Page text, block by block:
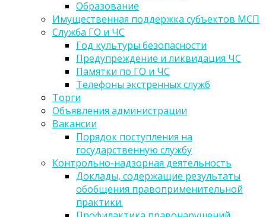
Образование
Имущественная поддержка субъектов МСП
Служба ГО и ЧС
Год культуры безопасности
Предупреждение и ликвидация ЧС
Памятки по ГО и ЧС
Телефоны экстренных служб
Торги
Объявления администрации
Вакансии
Порядок поступления на
государственную службу
Контрольно-надзорная деятельность
Доклады, содержащие результаты
обобщения правоприменительной
практики.